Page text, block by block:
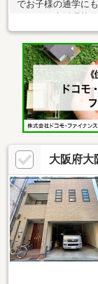
でお子様の通学に
４分・大阪メトロ
しで９分・全居室
３面バルコニーで
理を行っており家
ることをご承知く
大阪府大